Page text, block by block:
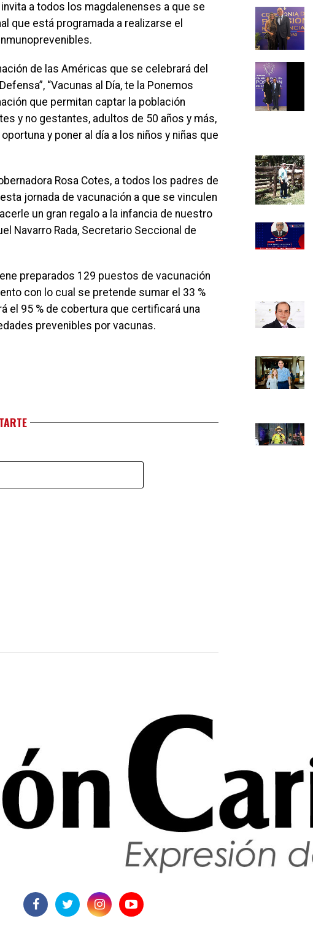
a todos los magdalenenses a que se
que está programada a realizarse el
de las Américas que se celebrará del
“Vacunas al Día, te la Ponemos
que permitan captar la población
y no gestantes, adultos de 50 años y más,
y poner al día a los niños y niñas que
Rosa Cotes, a todos los padres de
jornada de vacunación a que se vinculen
un gran regalo a la infancia de nuestro
Navarro Rada, Secretario Seccional de
preparados 129 puestos de vacunación
con lo cual se pretende sumar el 33 %
el 95 % de cobertura que certificará una
prevenibles por vacunas.